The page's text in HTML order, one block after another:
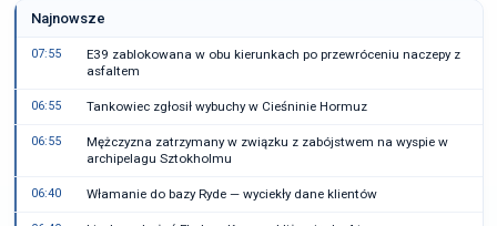
Najnowsze
07:55
E39 zablokowana w obu kierunkach po przewróceniu naczepy z
asfaltem
06:55 Tankowiec zgłosił wybuchy w Cieśninie Hormuz
06:55
Mężczyzna zatrzymany w związku z zabójstwem na wyspie w
archipelagu Sztokholmu
06:40 Włamanie do bazy Ryde — wyciekły dane klientów